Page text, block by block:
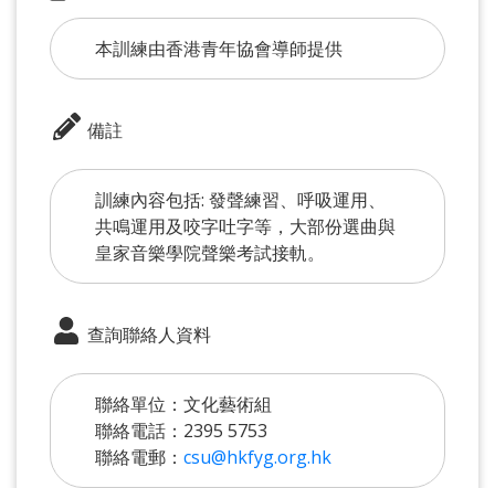
本訓練由香港青年協會導師提供
備註
訓練內容包括: 發聲練習、呼吸運用、
共鳴運用及咬字吐字等，大部份選曲與
皇家音樂學院聲樂考試接軌。
查詢聯絡人資料
聯絡單位：文化藝術組
聯絡電話：2395 5753
聯絡電郵： csu@hkfyg.org.hk